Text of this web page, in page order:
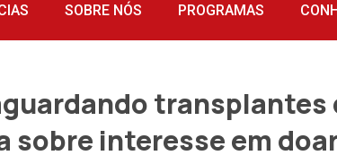
SOBRE NÓS PROGRAMAS
transplantes
sobre interesse em